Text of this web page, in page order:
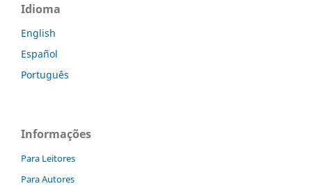
Idioma
English
Español
Português
Informações
Para Leitores
Para Autores